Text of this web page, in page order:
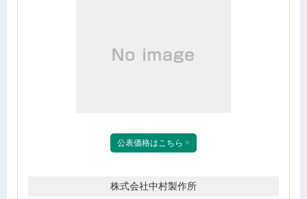
公表価格はこちら >
株式会社中村製作所